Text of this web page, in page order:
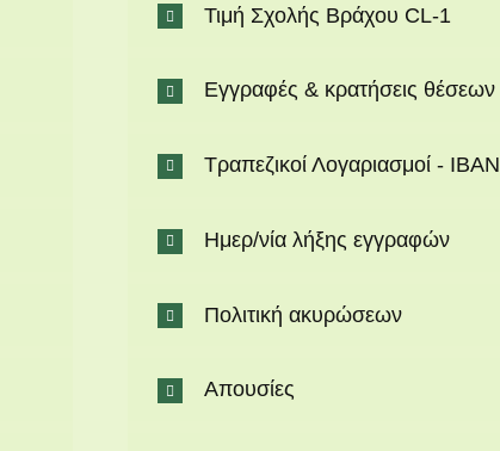
Τιμή Σχολής Βράχου CL-1
Εγγραφές & κρατήσεις θέσεων
Τραπεζικοί Λογαριασμοί - IBAN
Ημερ/νία λήξης εγγραφών
Πολιτική ακυρώσεων
Απουσίες